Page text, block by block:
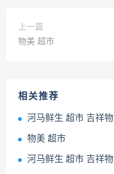
上一篇
物美 超市
相关推荐
河马鲜生 超市 吉祥物
物美 超市
河马鲜生 超市 吉祥物